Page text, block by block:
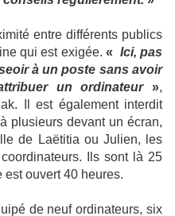
entre différents publics
qui est exigée. « Ici, pas
à un poste sans avoir
un ordinateur»,
Il est également interdit
plusieurs devant un écran,
de Laëtitia ou Julien, les
Ils sont là 25
est ouvert 40 heures.
de neuf ordinateurs, six